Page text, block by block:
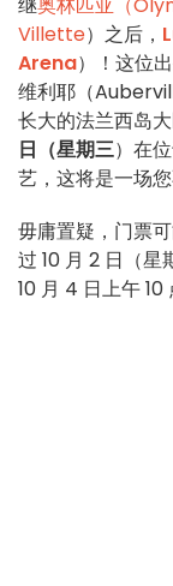
继奥林匹亚（
Villette）之后，
Arena）！这位
维利耶（
长大的法兰西岛
日（星期三）在
艺，这将是一场
毋庸置疑，门票
过 10 月 2 日（星
10 月 4 日上午 10